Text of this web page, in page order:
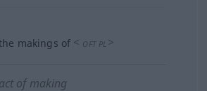
makings of < OFTPL >
act of making